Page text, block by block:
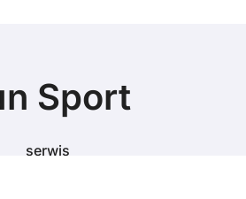
Sport
serwis